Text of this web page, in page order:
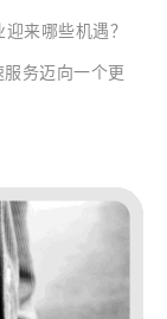
来哪些机遇？
务迈向一个更